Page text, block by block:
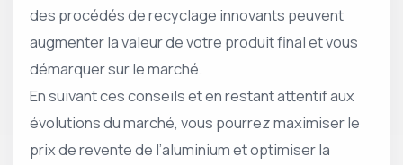
des procédés de recyclage innovants peuvent
augmenter la valeur de votre produit final et vous
démarquer sur le marché.
En suivant ces conseils et en restant attentif aux
évolutions du marché, vous pourrez maximiser le
prix de revente de l’aluminium et optimiser la